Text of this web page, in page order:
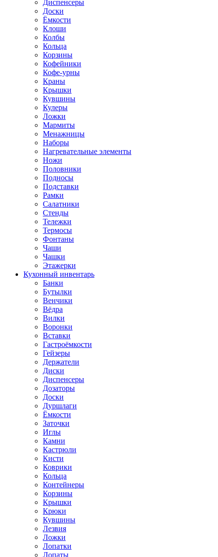
Диспенсеры
Доски
Ёмкости
Клоши
Колбы
Кольца
Корзины
Кофейники
Кофе-урны
Краны
Крышки
Кувшины
Кулеры
Ложки
Мармиты
Менажницы
Наборы
Нагревательные элементы
Ножи
Половники
Подносы
Подставки
Рамки
Салатники
Стенды
Тележки
Термосы
Фонтаны
Чаши
Чашки
Этажерки
Кухонный инвентарь
Банки
Бутылки
Венчики
Вёдра
Вилки
Воронки
Вставки
Гастроёмкости
Гейзеры
Держатели
Диски
Диспенсеры
Дозаторы
Доски
Дуршлаги
Ёмкости
Заточки
Иглы
Камни
Кастрюли
Кисти
Коврики
Кольца
Контейнеры
Корзины
Крышки
Крюки
Кувшины
Лезвия
Ложки
Лопатки
Лопаты